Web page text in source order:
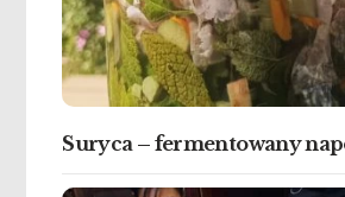
Suryca – fermentowany